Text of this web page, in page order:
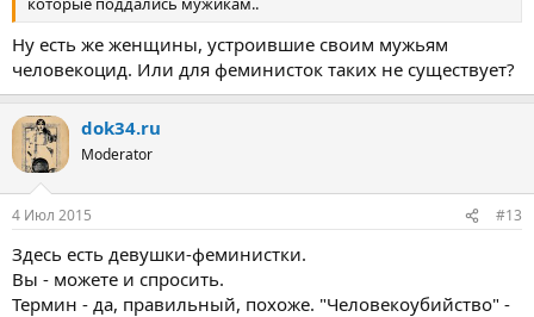
Ну есть же женщины, устроившие своим мужьям
человекоцид. Или для феминисток таких не существует?
dok34.ru
Moderator
4 Июл 2015 #13
Здесь есть девушки-феминистки.
Вы - можете и спросить.
Термин - да, правильный, похоже. "Человекоубийство" -